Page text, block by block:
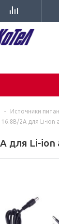
- Источники
16.8В/2А для Li-ion
для Li-ion